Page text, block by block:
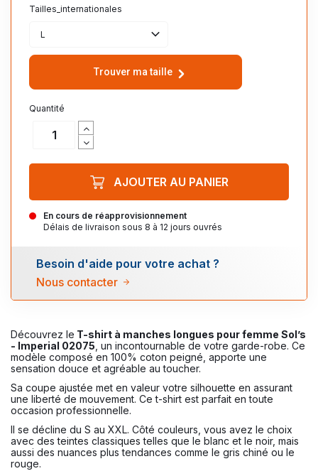
Découvrez le T-shirt à manches longues pour femme Sol’s
- Imperial 02075 , un incontournable de votre garde-robe. Ce
modèle composé en 100% coton peigné, apporte une
sensation douce et agréable au toucher.
Sa coupe ajustée met en valeur votre silhouette en assurant
une liberté de mouvement. Ce t-shirt est parfait en toute
occasion professionnelle.
Il se décline du S au XXL. Côté couleurs, vous avez le choix
avec des teintes classiques telles que le blanc et le noir, mais
aussi des nuances plus tendances comme le gris chiné ou le
rouge.
Tailles_internationales
L
Trouver ma taille
Quantité
En cours de réapprovisionnement
Délais de livraison sous 8 à 12 jours ouvrés
AJOUTER AU PANIER
Besoin d'aide pour votre achat ?
Nous contacter